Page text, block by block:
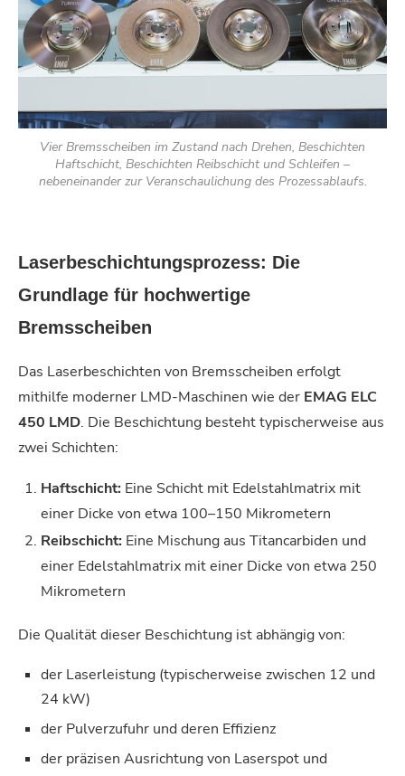
Vier Bremsscheiben im Zustand nach Drehen, Beschichten
Haftschicht, Beschichten Reibschicht und Schleifen –
nebeneinander zur Veranschaulichung des Prozessablaufs.
Laserbeschichtungsprozess: Die
Grundlage für hochwertige
Bremsscheiben
Das Laserbeschichten von Bremsscheiben erfolgt
mithilfe moderner LMD-Maschinen wie der EMAG ELC
450 LMD. Die Beschichtung besteht typischerweise aus
zwei Schichten:
Haftschicht: Eine Schicht mit Edelstahlmatrix mit
einer Dicke von etwa 100–150 Mikrometern
Reibschicht: Eine Mischung aus Titancarbiden und
einer Edelstahlmatrix mit einer Dicke von etwa 250
Mikrometern
Die Qualität dieser Beschichtung ist abhängig von:
der Laserleistung (typischerweise zwischen 12 und
24 kW)
der Pulverzufuhr und deren Effizienz
der präzisen Ausrichtung von Laserspot und